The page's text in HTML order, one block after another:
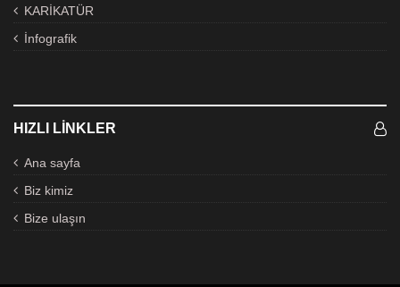
KARİKATÜR
İnfografik
HIZLI LINKLER
Ana sayfa
Biz kimiz
Bize ulaşın